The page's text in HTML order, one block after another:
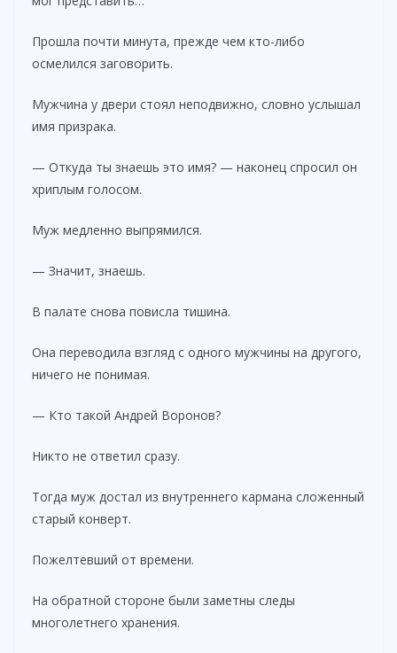
Прошла почти минута, прежде чем кто-либо
осмелился заговорить.
Мужчина у двери стоял неподвижно, словно услышал
имя призрака.
— Откуда ты знаешь это имя? — наконец спросил он
хриплым голосом.
Муж медленно выпрямился.
— Значит, знаешь.
В палате снова повисла тишина.
Она переводила взгляд с одного мужчины на другого,
ничего не понимая.
— Кто такой Андрей Воронов?
Никто не ответил сразу.
Тогда муж достал из внутреннего кармана сложенный
старый конверт.
Пожелтевший от времени.
На обратной стороне были заметны следы
многолетнего хранения.